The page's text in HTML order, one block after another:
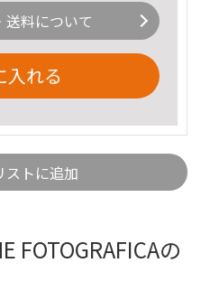
送料について
入れる
ストに追加
FOTOGRAFICAの